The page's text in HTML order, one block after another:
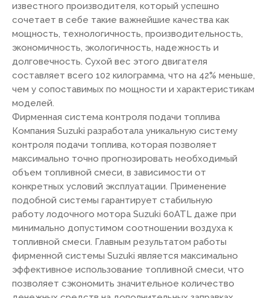
известного производителя, который успешно
сочетает в себе такие важнейшие качества как
мощность, технологичность, производительность,
экономичность, экологичность, надежность и
долговечность. Сухой вес этого двигателя
составляет всего 102 килограмма, что на 42% меньше,
чем у сопоставимых по мощности и характеристикам
моделей.
Фирменная система контроля подачи топлива
Компания Suzuki разработала уникальную систему
контроля подачи топлива, которая позволяет
максимально точно прогнозировать необходимый
объем топливной смеси, в зависимости от
конкретных условий эксплуатации. Применение
подобной системы гарантирует стабильную
работу лодочного мотора Suzuki 60ATL даже при
минимально допустимом соотношении воздуха к
топливной смеси. Главным результатом работы
фирменной системы Suzuki является максимально
эффективное использование топливной смеси, что
позволяет сэкономить значительное количество